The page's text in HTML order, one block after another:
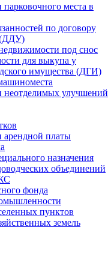
места в
по договору
(ДДУ)
под снос
для выкупа у
имущества (ДГИ)
неотделимых улучшений
арендной платы
назначения
объединений
фонда
пунктов
земель